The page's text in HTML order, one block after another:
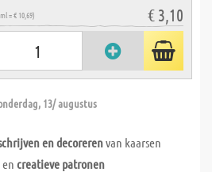
= € 10,69) € 3,10
13/ augustus
en decorerenvan kaarsen
en creatieve patronen